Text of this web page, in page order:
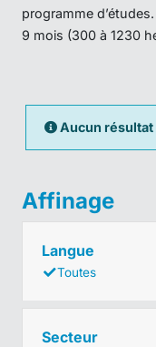
programme
9 mois (300 à 1230
Aucun résultat
Affinage
Langue
Toutes
Secteur